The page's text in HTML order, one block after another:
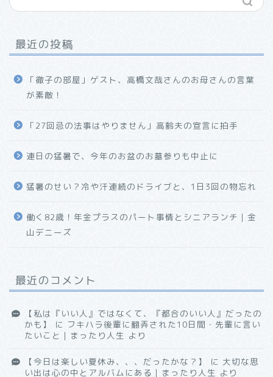
最近の投稿
「徹子の部屋」ゲスト、高橋文哉さんのお母さんの言葉
が素敵！
「27回忌の法事はやりません」高齢夫の宣言に拍手
連日の猛暑で、今年のお盆のお墓参りも中止に
猛暑のせい？冷や汗連続のドライブと、1日3回の物忘れ
働く82歳！年金プラスのパート事情とシニアランチ｜金
山デニーズ
最近のコメント
【私は『いい人』ではなくて、『都合のいい人』だったの
かも】
に フキハラ後輩に翻弄された10日間・先輩に言い
たいこと｜まったり人生 より
【今日は楽しい夏休み、、、だったかな？】 に 大切な思
い出は心の中とアルバムにある｜まったり人生 より